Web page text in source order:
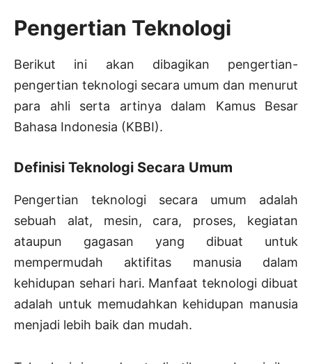
Pengertian Teknologi
Berikut ini akan dibagikan pengertian-
pengertian teknologi secara umum dan menurut
para ahli serta artinya dalam Kamus Besar
Bahasa Indonesia (KBBI).
Definisi Teknologi Secara Umum
Pengertian teknologi secara umum adalah
sebuah alat, mesin, cara, proses, kegiatan
ataupun gagasan yang dibuat untuk
mempermudah aktifitas manusia dalam
kehidupan sehari hari. Manfaat teknologi dibuat
adalah untuk memudahkan kehidupan manusia
menjadi lebih baik dan mudah.